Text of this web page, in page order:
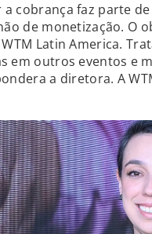
cobrança faz parte
de monetização. O
Latin America.
em outros eventos e
a diretora. A